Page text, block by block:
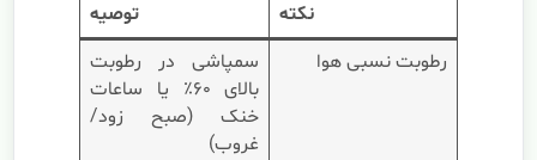
نکته
توصیه
رطوبت نسبی هوا
سمپاشی در رطوبت
بالای ۶۰٪ یا ساعات
خنک (صبح زود/
غروب)